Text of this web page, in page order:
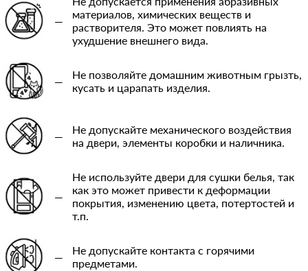
—
материалов, химических веществ и
растворителя. Это может повлиять на
ухудшение внешнего вида.
—
Не позволяйте домашним животным грызть,
кусать и царапать изделия.
—
Не допускайте механического воздействия
на двери, элементы коробки и наличника.
—
Не используйте двери для сушки белья, так
как это может привести к деформации
покрытия, изменению цвета, потертостей и
т.п.
—
Не допускайте контакта с горячими
предметами.